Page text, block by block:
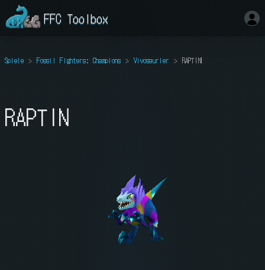
FFC Toolbox
Spiele Fossil Fighters: Champions Vivosaurier RAPTIN
RAPTIN